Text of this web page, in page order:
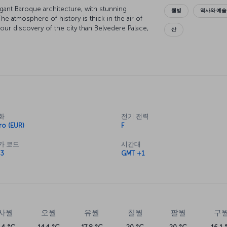
Baroque architecture, with stunning
atmosphere of history is thick in the air of
discovery of the city than Belvedere Palace,
웰빙 역사와 예술
산
(EUR)
코드
전기 전력
F
시간대
GMT +1
월 오월 유월 칠월 팔월 구